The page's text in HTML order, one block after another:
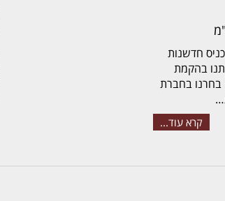
חדשנות
בהקמת
בחרנו בחברת
קרא עוד...